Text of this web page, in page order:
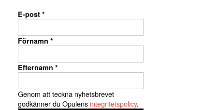
E-post *
Förnamn *
Efternamn *
Genom att teckna nyhetsbrevet
godkänner du Opulensintegritetspolicy.